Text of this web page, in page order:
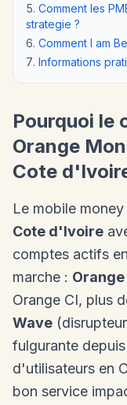
Comment les
strategie ?
Comment I am
Informations
Pourquoi le
Orange
Cote
Le mobile
Cote d'Ivoire
comptes actifs
marche :
Orange CI, plus
Wave
fulgurante
d'utilisateurs en
bon service